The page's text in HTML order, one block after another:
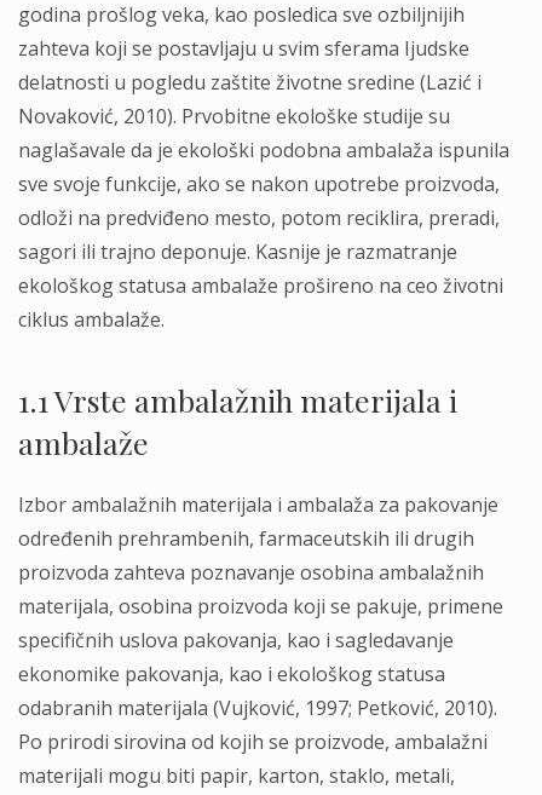
godina prošlog veka, kao posledica sve ozbiljnijih
zahteva koji se postavljaju u svim sferama Ijudske
delatnosti u pogledu zaštite životne sredine (Lazić i
Novaković, 2010). Prvobitne ekološke studije su
naglašavale da je ekološki podobna ambalaža ispunila
sve svoje funkcije, ako se nakon upotrebe proizvoda,
odloži na predviđeno mesto, potom reciklira, preradi,
sagori ili trajno deponuje. Kasnije je razmatranje
ekološkog statusa ambalaže prošireno na ceo životni
ciklus ambalaže.
1.1 Vrste ambalažnih materijala i
ambalaže
Izbor ambalažnih materijala i ambalaža za pakovanje
određenih prehrambenih, farmaceutskih ili drugih
proizvoda zahteva poznavanje osobina ambalažnih
materijala, osobina proizvoda koji se pakuje, primene
specifičnih uslova pakovanja, kao i sagledavanje
ekonomike pakovanja, kao i ekološkog statusa
odabranih materijala (Vujković, 1997; Petković, 2010).
Po prirodi sirovina od kojih se proizvode, ambalažni
materijali mogu biti papir, karton, staklo, metali,